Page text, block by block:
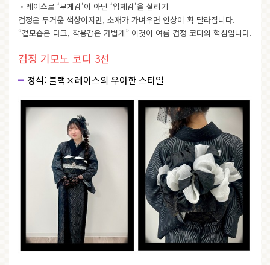
・레이스로 ‘무게감’이 아닌 ‘입체감’을 살리기
검정은 무거운 색상이지만, 소재가 가벼우면 인상이 확 달라집니다.
“겉모습은 다크, 착용감은 가볍게” 이것이 여름 검정 코디의 핵심입니다.
검정 기모노 코디 3선
정석: 블랙×레이스의 우아한 스타일